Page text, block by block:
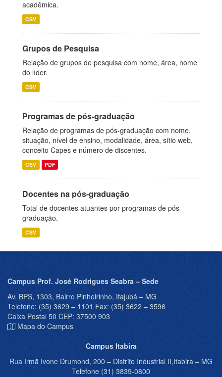
acadêmica.
CSV
Grupos de Pesquisa
Relação de grupos de pesquisa com nome, área, nome
do líder.
CSV
Programas de pós-graduação
Relação de programas de pós-graduação com nome,
situação, nível de ensino, modalidade, área, sítio web,
conceito Capes e número de discentes.
CSV PDF
Docentes na pós-graduação
Total de docentes atuantes por programas de pós-
graduação.
CSV
Campus Prof. José Rodrigues Seabra – Sede
Av. BPS, 1303, Bairro Pinheirinho, Itajubá – MG
Telefone: (35) 3629 – 1101 Fax: (35) 3622 – 3596
Caixa Postal 50 CEP: 37500 903
Mapa do Campus
Campus Itabira
Rua Irmã Ivone Drumond, 200 – Distrito Industrial II,Itabira – MG
Telefone (31) 3839-0800